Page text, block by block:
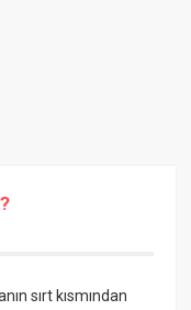
sırt kısmından